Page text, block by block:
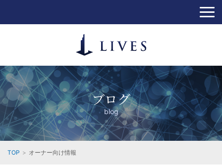
ブログ
blog
TOP オーナー向け情報